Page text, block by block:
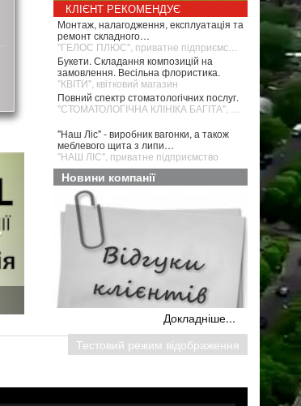
КЛІЄНТ РЕКОМЕНДУЄ
Монтаж, налагодження, експлуатація та
ремонт складного…
"ГЕЛОС ПЛЮС", приватне підприємство
Букети. Складання композицій на
замовлення. Весільна флористика.
"КВІТИ", квітковий магазин
Повний спектр стоматологічних послуг.
"Наш Ліс" - виробник вагонки, а також
меблевого щита з липи…
"НАШ ЛІС", приватне підприємство
Новини компанії
Докладніше...
Тестовий режим відображення